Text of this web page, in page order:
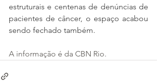
estruturais e centenas de denúncias de
pacientes de câncer, o espaço acabou
sendo fechado também.
A informação é da CBN Rio.